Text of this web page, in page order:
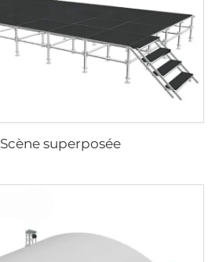
Scène superposée